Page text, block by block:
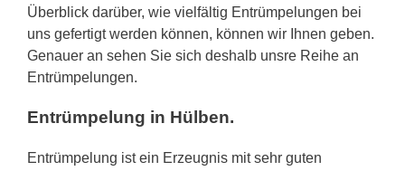
Überblick darüber, wie vielfältig Entrümpelungen bei
uns gefertigt werden können, können wir Ihnen geben.
Genauer an sehen Sie sich deshalb unsre Reihe an
Entrümpelungen.
Entrümpelung in Hülben.
Entrümpelung ist ein Erzeugnis mit sehr guten